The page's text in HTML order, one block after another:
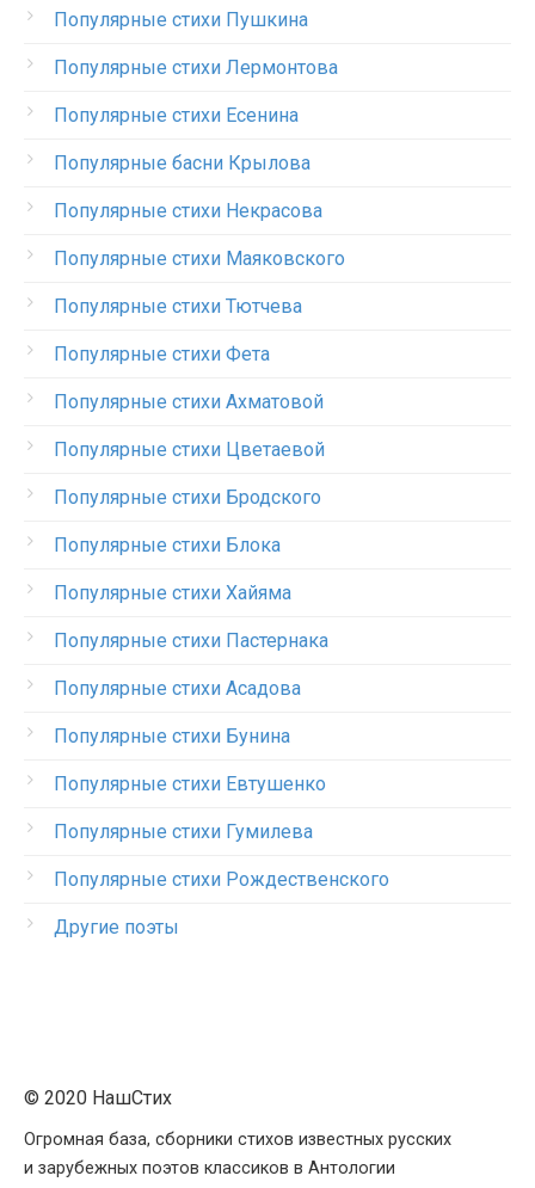
Популярные стихи Пушкина
Популярные стихи Лермонтова
Популярные стихи Есенина
Популярные басни Крылова
Популярные стихи Некрасова
Популярные стихи Маяковского
Популярные стихи Тютчева
Популярные стихи Фета
Популярные стихи Ахматовой
Популярные стихи Цветаевой
Популярные стихи Бродского
Популярные стихи Блока
Популярные стихи Хайяма
Популярные стихи Пастернака
Популярные стихи Асадова
Популярные стихи Бунина
Популярные стихи Евтушенко
Популярные стихи Гумилева
Популярные стихи Рождественского
Другие поэты
© 2020 НашСтих
Огромная база, сборники стихов известных русских
и зарубежных поэтов классиков в Антологии